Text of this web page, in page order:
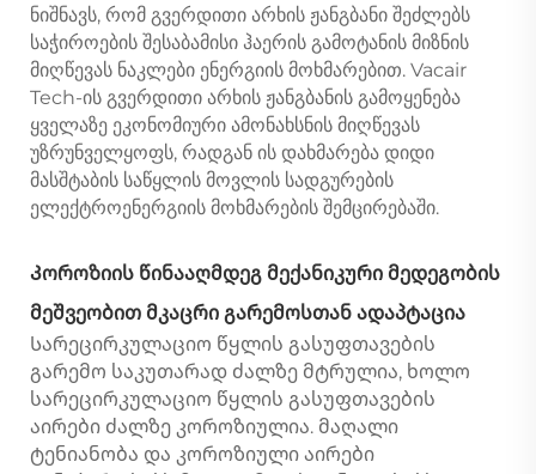
ნიშნავს, რომ გვერდითი არხის ჟანგბანი შეძლებს
საჭიროების შესაბამისი ჰაერის გამოტანის მიზნის
მიღწევას ნაკლები ენერგიის მოხმარებით. Vacair
Tech-ის გვერდითი არხის ჟანგბანის გამოყენება
ყველაზე ეკონომიური ამონახსნის მიღწევას
უზრუნველყოფს, რადგან ის დახმარება დიდი
მასშტაბის საწყლის მოვლის სადგურების
ელექტროენერგიის მოხმარების შემცირებაში.
Კოროზიის წინააღმდეგ მექანიკური მედეგობის
მეშვეობით მკაცრი გარემოსთან ადაპტაცია
Სარეცირკულაციო წყლის გასუფთავების
გარემო საკუთარად ძალზე მტრულია, ხოლო
სარეცირკულაციო წყლის გასუფთავების
აირები ძალზე კოროზიულია. მაღალი
ტენიანობა და კოროზიული აირები